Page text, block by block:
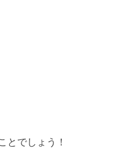
とでしょう！